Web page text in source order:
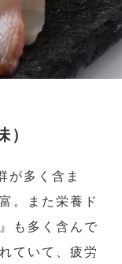
）
が多く含ま
。また栄養ド
も多く含んで
ていて、疲労